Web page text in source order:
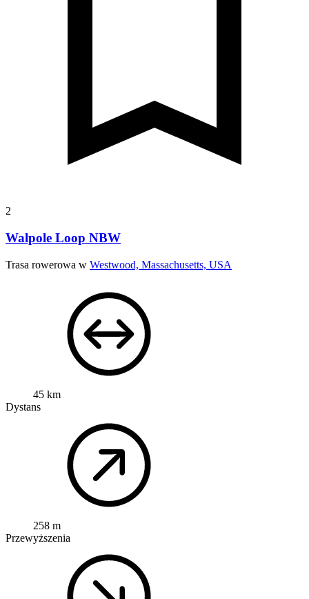
2
Walpole Loop NBW
Trasa rowerowa w Westwood, Massachusetts, USA
45 km
Dystans
258 m
Przewyższenia